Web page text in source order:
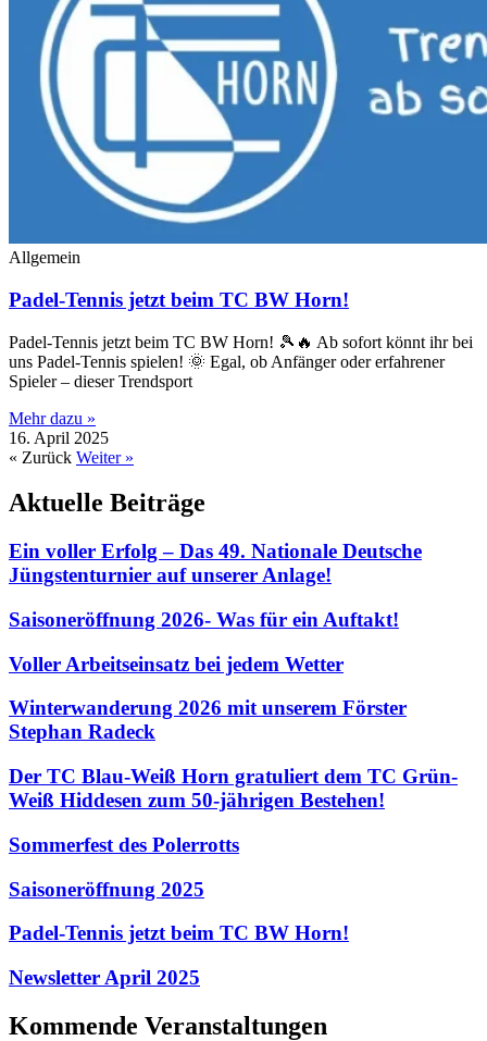
Allgemein
Padel-Tennis jetzt beim TC BW Horn!
Padel-Tennis jetzt beim TC BW Horn! 🎾🔥 Ab sofort könnt ihr bei
uns Padel-Tennis spielen! 🌞 Egal, ob Anfänger oder erfahrener
Spieler – dieser Trendsport
Mehr dazu »
16. April 2025
« Zurück Weiter »
Aktuelle Beiträge
Ein voller Erfolg – Das 49. Nationale Deutsche
Jüngstenturnier auf unserer Anlage!
Saisoneröffnung 2026- Was für ein Auftakt!
Voller Arbeitseinsatz bei jedem Wetter
Winterwanderung 2026 mit unserem Förster
Stephan Radeck
Der TC Blau-Weiß Horn gratuliert dem TC Grün-
Weiß Hiddesen zum 50-jährigen Bestehen!
Sommerfest des Polerrotts
Saisoneröffnung 2025
Padel-Tennis jetzt beim TC BW Horn!
Newsletter April 2025
Kommende Veranstaltungen